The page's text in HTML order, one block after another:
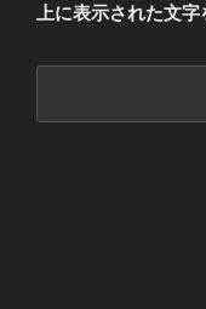
上に表示された文